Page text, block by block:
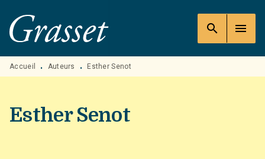
MENU RECHERCHE
PIED DE PAGE
search menu
Accueil • Auteurs • Esther Senot
Esther Senot